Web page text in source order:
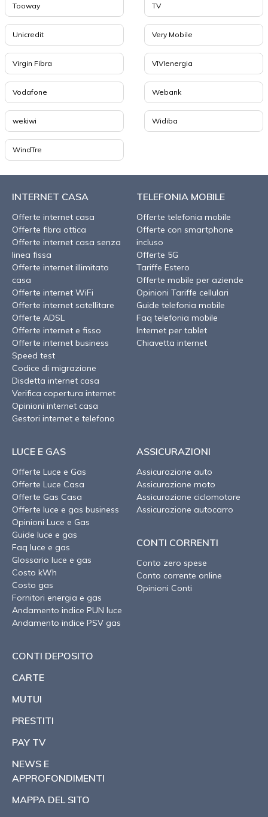
Tooway TV
Unicredit Very Mobile
Virgin Fibra VIVIenergia
Vodafone Webank
wekiwi Widiba
WindTre
INTERNET CASA
Offerte internet casa
Offerte fibra ottica
Offerte internet casa senza
linea fissa
Offerte internet illimitato
casa
Offerte internet WiFi
Offerte internet satellitare
Offerte ADSL
Offerte internet e fisso
Offerte internet business
Speed test
Codice di migrazione
Disdetta internet casa
Verifica copertura internet
Opinioni internet casa
Gestori internet e telefono
TELEFONIA MOBILE
Offerte telefonia mobile
Offerte con smartphone
incluso
Offerte 5G
Tariffe Estero
Offerte mobile per aziende
Opinioni Tariffe cellulari
Guide telefonia mobile
Faq telefonia mobile
Internet per tablet
Chiavetta internet
LUCE E GAS
Offerte Luce e Gas
Offerte Luce Casa
Offerte Gas Casa
Offerte luce e gas business
Opinioni Luce e Gas
Guide luce e gas
Faq luce e gas
Glossario luce e gas
Costo kWh
Costo gas
Fornitori energia e gas
Andamento indice PUN luce
Andamento indice PSV gas
ASSICURAZIONI
Assicurazione auto
Assicurazione moto
Assicurazione ciclomotore
Assicurazione autocarro
CONTI CORRENTI
Conto zero spese
Conto corrente online
Opinioni Conti
CONTI DEPOSITO
CARTE
MUTUI
PRESTITI
PAY TV
NEWS E
APPROFONDIMENTI
MAPPA DEL SITO